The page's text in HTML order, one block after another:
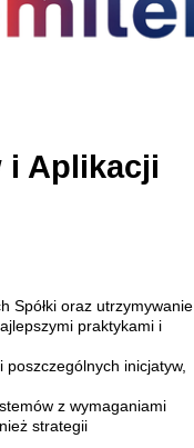
i Aplikacji
Spółki oraz utrzymywanie
praktykami i
inicjatyw,
z wymaganiami
strategii